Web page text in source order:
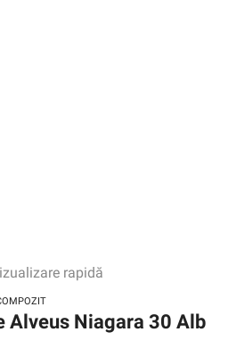
rapidă
Alveus Niagara 30 Alb